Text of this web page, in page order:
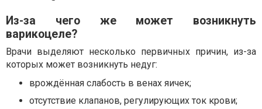
Из-за чего же может возникнуть
варикоцеле?
Врачи выделяют несколько первичных причин, из-за
которых может возникнуть недуг:
врождённая слабость в венах яичек;
отсутствие клапанов, регулирующих ток крови;